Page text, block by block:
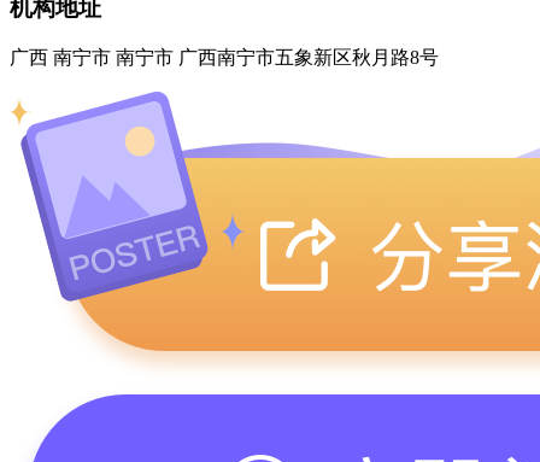
机构地址
广西 南宁市 南宁市 广西南宁市五象新区秋月路8号